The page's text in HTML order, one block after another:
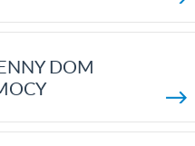
DOM